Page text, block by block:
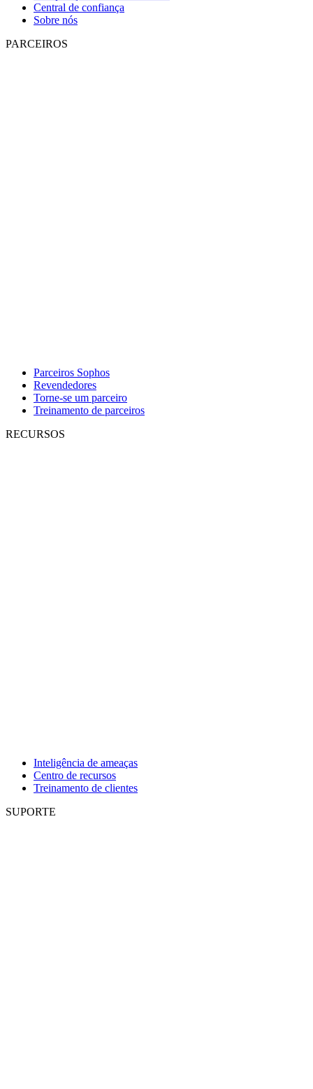
Central de confiança
Sobre nós
PARCEIROS
Parceiros Sophos
Revendedores
Torne-se um parceiro
Treinamento de parceiros
RECURSOS
Inteligência de ameaças
Centro de recursos
Treinamento de clientes
SUPORTE